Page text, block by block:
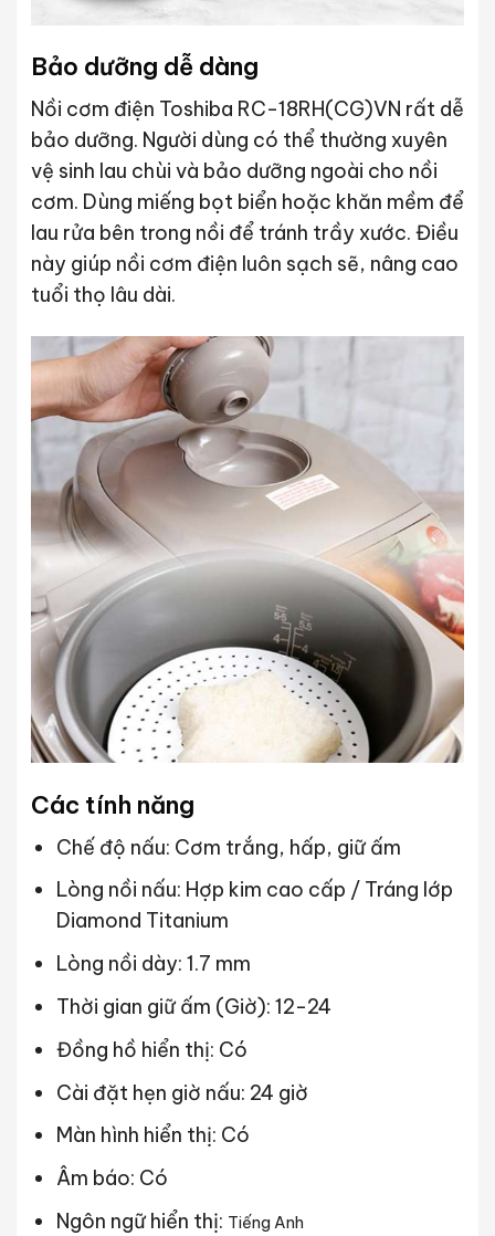
Bảo dưỡng dễ dàng
Nồi cơm điện Toshiba RC-18RH(CG)VN rất dễ
bảo dưỡng. Người dùng có thể thường xuyên
vệ sinh lau chùi và bảo dưỡng ngoài cho nồi
cơm. Dùng miếng bọt biển hoặc khăn mềm để
lau rửa bên trong nồi để tránh trầy xước. Điều
này giúp nồi cơm điện luôn sạch sẽ, nâng cao
tuổi thọ lâu dài.
Các tính năng
Chế độ nấu: Cơm trắng, hấp, giữ ấm
Lòng nồi nấu: Hợp kim cao cấp / Tráng lớp
Diamond Titanium
Lòng nồi dày: 1.7 mm
Thời gian giữ ấm (Giờ): 12-24
Đồng hồ hiển thị: Có
Cài đặt hẹn giờ nấu: 24 giờ
Màn hình hiển thị: Có
Âm báo: Có
Ngôn ngữ hiển thị: Tiếng Anh